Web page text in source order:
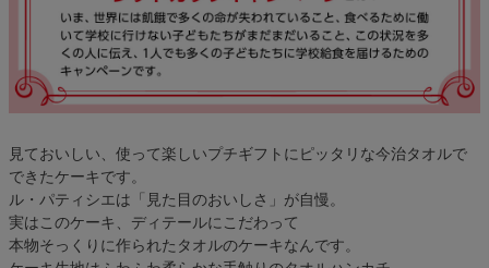
見ておいしい、使って楽しいプチギフトにピッタリな今治タオルで
できたケーキです。
ル・パティシエは「見た目のおいしさ」が自慢。
実はこのケーキ、ディテールにこだわって
本物そっくりに作られたタオルのケーキなんです。